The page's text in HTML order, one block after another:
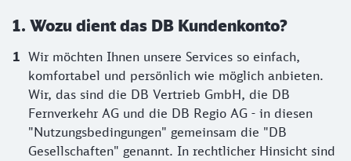
1. Wozu dient das DB Kundenkonto?
Wir möchten Ihnen unsere Services so einfach,
komfortabel und persönlich wie möglich anbieten.
Wir, das sind die DB Vertrieb GmbH, die DB
Fernverkehr AG und die DB Regio AG - in diesen
"Nutzungsbedingungen" gemeinsam die "DB
Gesellschaften" genannt. In rechtlicher Hinsicht sind